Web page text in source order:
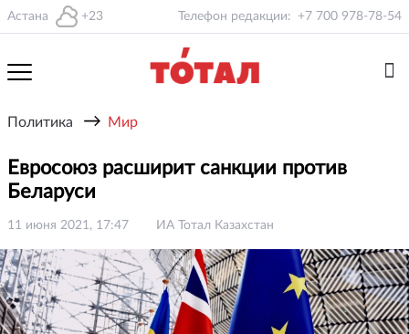
Астана +23 Телефон редакции: +7 700 978-78-54
Политика → Мир
Евросоюз расширит санкции против
Беларуси
11 июня 2021, 17:47 ИА Тотал Казахстан